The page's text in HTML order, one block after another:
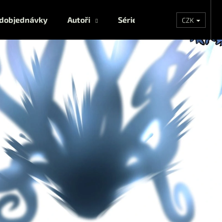
Autoři Série Ostatní
CZK
Co potřebujete najít?
HLEDAT
Doporučujeme
RADIANT 01
CRUELER THAN